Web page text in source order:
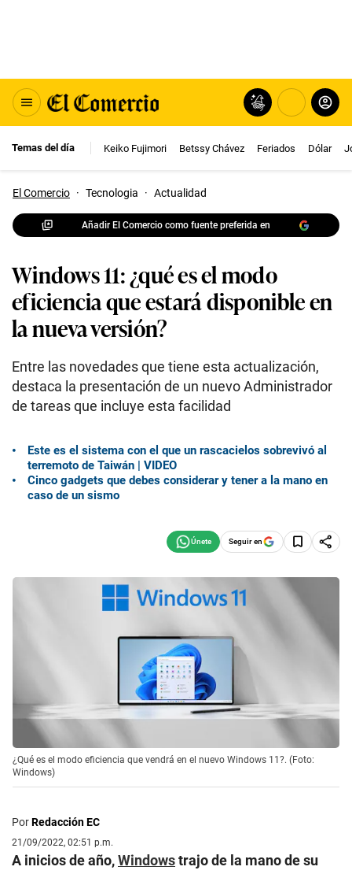
Temas del día Keiko Fujimori Betssy Chávez Feriados Dólar
El Comercio · Tecnologia · Actualidad
Añadir El Comercio como fuente preferida en
Windows 11: ¿qué es el modo
eficiencia que estará disponible en
la nueva versión?
Entre las novedades que tiene esta actualización,
destaca la presentación de un nuevo Administrador
de tareas que incluye esta facilidad
Este es el sistema con el que un rascacielos sobrevivó al
terremoto de Taiwán | VIDEO
Cinco gadgets que debes considerar y tener a la mano en
caso de un sismo
Seguir en
¿Qué es el modo eficiencia que vendrá en el nuevo Windows 11?. (Foto:
Windows)
PorRedacción EC
21/09/2022, 02:51 p.m.
A inicios de año,Windowstrajo de la mano de su